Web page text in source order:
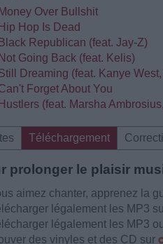
Money Over Bullshit
Hip Hop Is Dead
Black Republican (feat. Jay-Z)
Not Going Back (feat. Kelis)
Dreaming (feat. Kanye
Forget About You
Hustlers (feat. Marsha
Téléchargement
prolonger le plaisir
aimez chanter, apprenez la
légalement les MP3
légalement les MP3
des vinyles et des CD sur